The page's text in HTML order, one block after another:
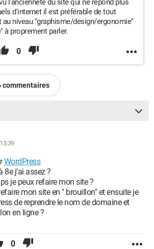
l'ancienneté du site qui ne répond plus
d'internet il est préférable de tout
au niveau "graphisme/design/ergonomie"
à proprement parler.
0
commentaires
WordPress
8e j'ai assez ?
je peux refaire mon site ?
mon site en " brouillon" et ensuite je
de reprendre le nom de domaine et
en ligne ?
0